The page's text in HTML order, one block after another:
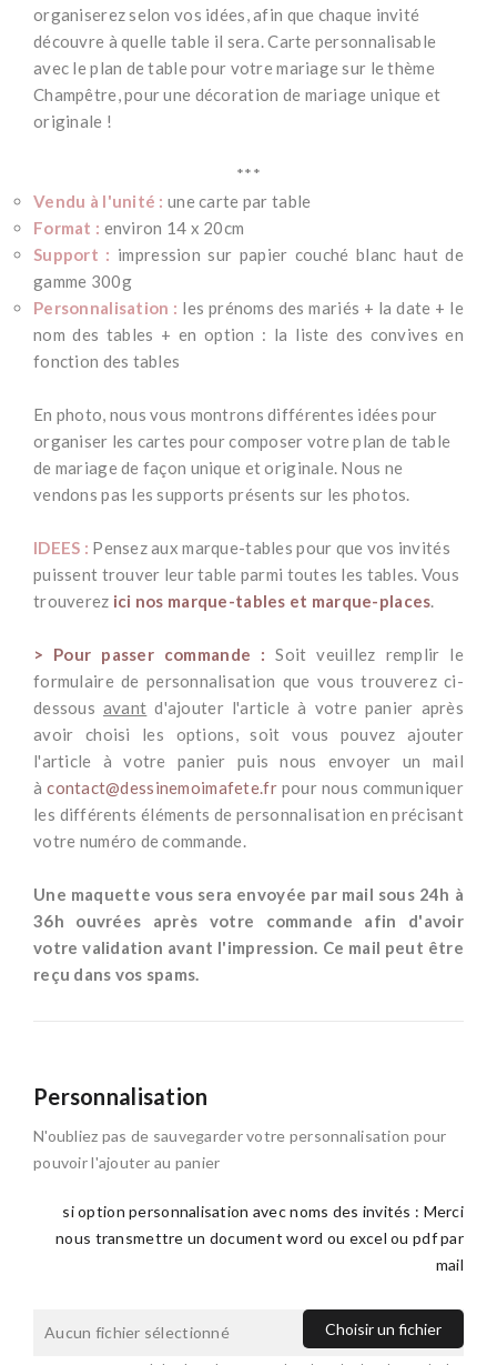
organiserez selon vos idées, afin que chaque invité
découvre à quelle table il sera. Carte personnalisable
avec le plan de table pour votre mariage sur le thème
Champêtre,pour une décoration de mariage unique et
originale !
***
Vendu à l'unité : une carte par table
Format : environ 14 x 20cm
Support : impression sur papier couché blanc haut de
gamme 300g
Personnalisation : les prénoms des mariés + la date + le
nom des tables + en option : la liste des convives en
fonction des tables
En photo, nous vous montrons différentes idées pour
organiser les cartes pour composer votre plan de table
de mariage de façon unique et originale. Nous ne
vendons pas les supports présents sur les photos.
IDEES : Pensez aux marque-tables pour que vos invités
puissent trouver leur table parmi toutes les tables. Vous
trouverez ici nos marque-tables et marque-places.
> Pour passer commande : Soit veuillez remplir le
formulaire de personnalisation que vous trouverez ci-
dessous avant d'ajouter l'article à votre panier après
avoir choisi les options, soit vous pouvez ajouter
l'article à votre panier puis nous envoyer un mail
àcontact@dessinemoimafete.fr pour nous communiquer
les différents éléments de personnalisation en précisant
votre numéro de commande.
Une maquette vous sera envoyée par mail sous 24h à
36h ouvrées après votre commande afin d'avoir
votre validation avant l'impression. Ce mail peut être
reçu dans vos spams.
Personnalisation
N'oubliez pas de sauvegarder votre personnalisation pour
pouvoir l'ajouter au panier
si option personnalisation avec noms des invités : Merci
nous transmettre un document word ou excel ou pdf par
mail
Aucun fichier sélectionné Choisir un fichier